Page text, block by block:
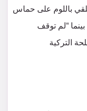
باللوم على حماس
“لم توقف
التركية